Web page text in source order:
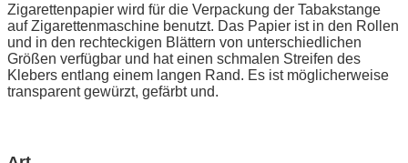
Zigarettenpapier wird für die Verpackung der Tabakstange
auf Zigarettenmaschine benutzt. Das Papier ist in den Rollen
und in den rechteckigen Blättern von unterschiedlichen
Größen verfügbar und hat einen schmalen Streifen des
Klebers entlang einem langen Rand. Es ist möglicherweise
transparent gewürzt, gefärbt und.